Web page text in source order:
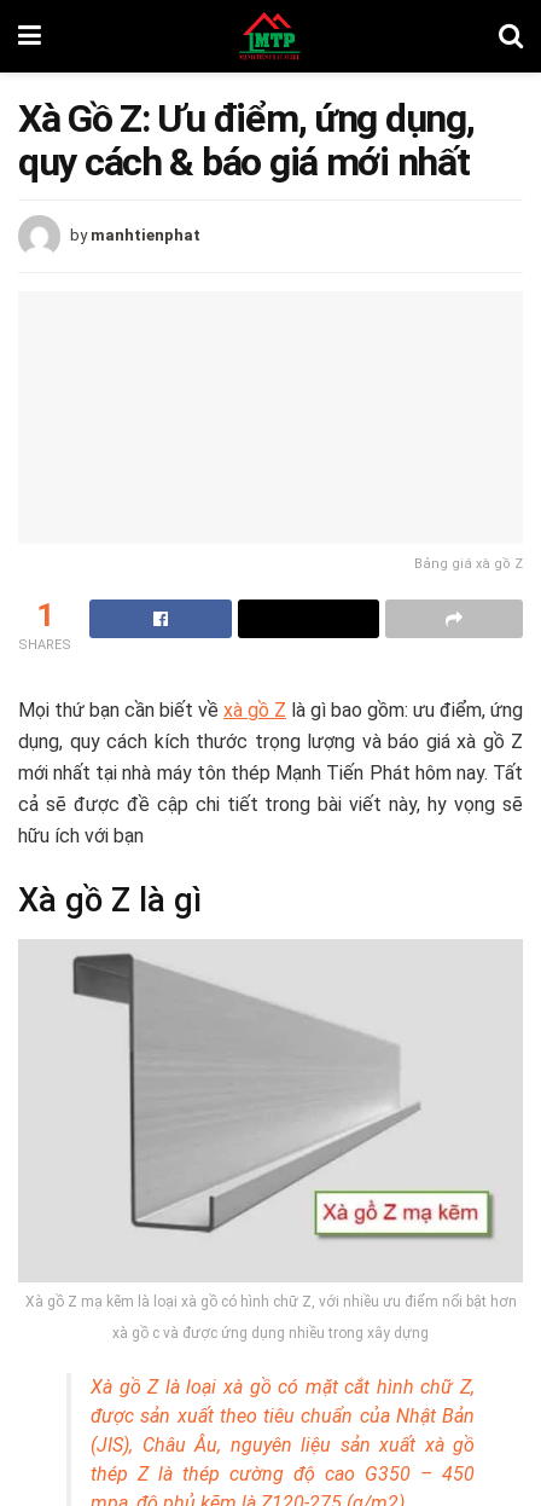
Xà Gồ Z: Ưu điểm, ứng dụng,
quy cách & báo giá mới nhất
by manhtienphat
Bảng giá xà gồ Z
1
SHARES
Mọi thứ bạn cần biết về xà gồ Z là gì bao gồm: ưu điểm, ứng
dụng, quy cách kích thước trọng lượng và báo giá xà gồ Z
mới nhất tại nhà máy tôn thép Mạnh Tiến Phát hôm nay. Tất
cả sẽ được đề cập chi tiết trong bài viết này, hy vọng sẽ
hữu ích với bạn
Xà gồ Z là gì
Xà gồ Z mạ kẽm là loại xà gồ có hình chữ Z, với nhiều ưu điểm nổi bật hơn
xà gồ c và được ứng dụng nhiều trong xây dựng
Xà gồ Z là loại xà gồ có mặt cắt hình chữ Z,
được sản xuất theo tiêu chuẩn của Nhật Bản
(JIS), Châu Âu, nguyên liệu sản xuất xà gồ
thép Z là thép cường độ cao G350 – 450